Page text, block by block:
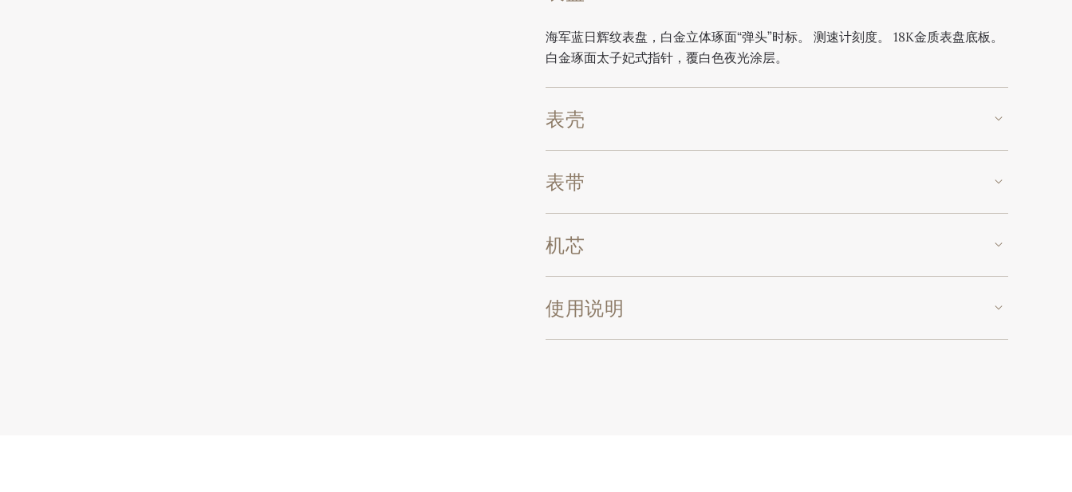
海军蓝日辉纹表盘，白金立体琢面“弹头”时标。 测速计刻度。 18K金质表盘底板。
白金琢面太子妃式指针，覆白色夜光涂层。
表壳
表带
机芯
使用说明